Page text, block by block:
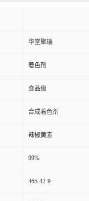
华堂聚瑞
着色剂
食品级
合成着色剂
辣椒黄素
99%
465-42-9